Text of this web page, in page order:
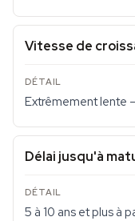
Vitesse de
Extrêmement lente
Délai jusqu'à
5 à 10 ans et plus à